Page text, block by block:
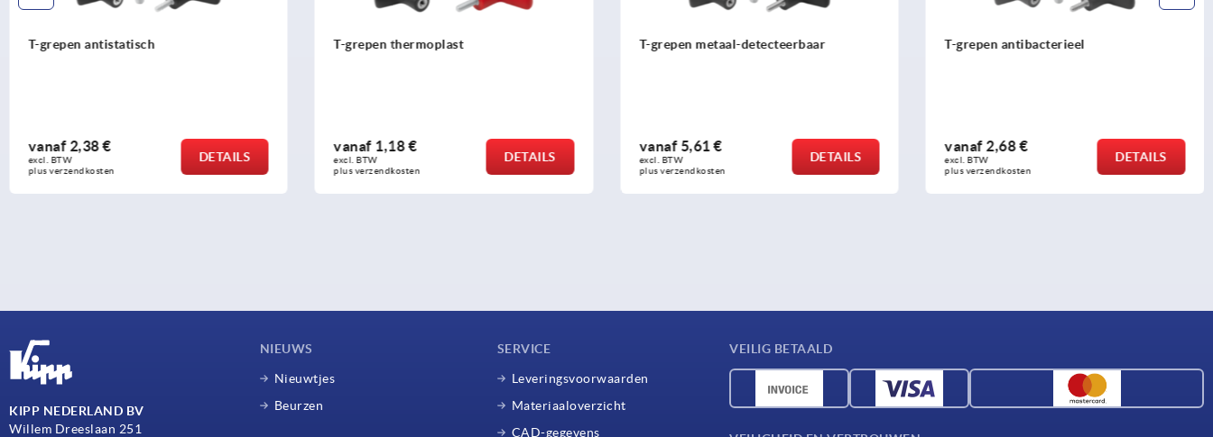
T-grepen thermoplast
vanaf1,18 €
excl. BTW
plus verzendkosten
DETAILS
T-grepen metaal-detecteerbaar
vanaf5,61 €
excl. BTW
plus verzendkosten
DETAILS
T-grepen antibacterieel
vanaf2,68 €
excl. BTW
plus verzendkosten
DETAILS
Beugelgrepen staal rond gebogen
vanaf9,36 €
excl. BTW
plus verzendkosten
DETAILS
KIPP NEDERLAND BV
Willem Dreeslaan 251
NIEUWS
Nieuwtjes
Beurzen
SERVICE
Leveringsvoorwaarden
Materiaaloverzicht
CAD-gegevens
VEILIG BETAALD